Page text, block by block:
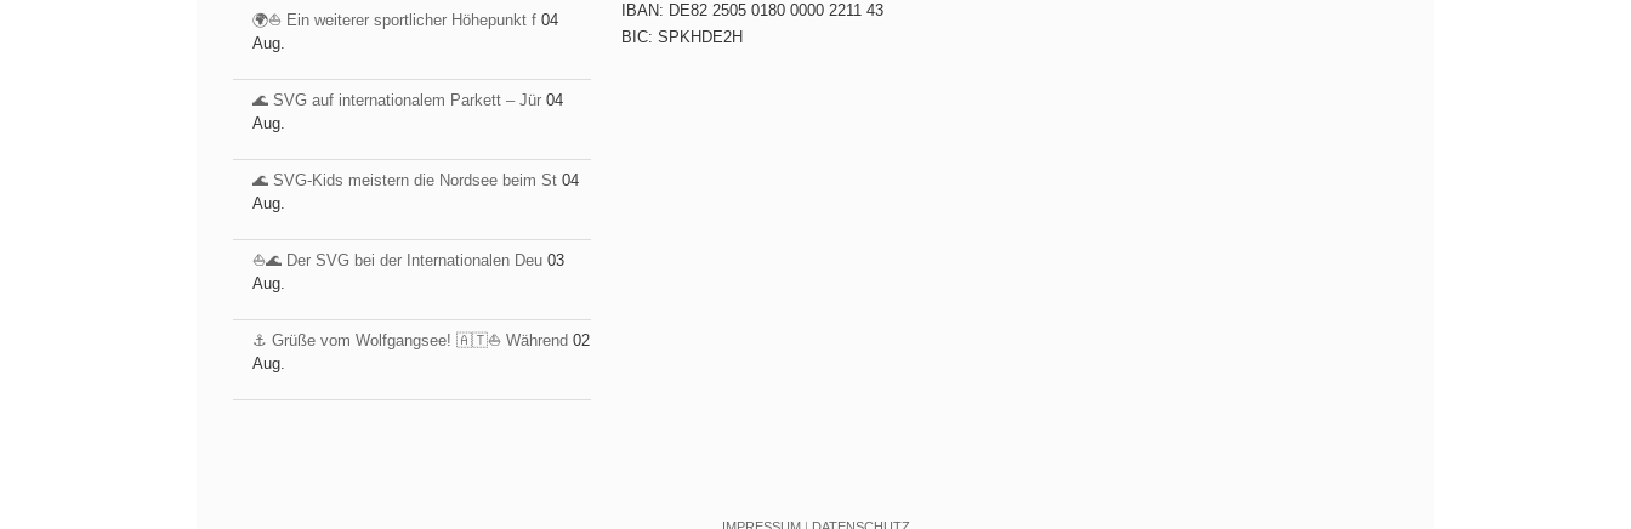
🌍⛵ Ein weiterer sportlicher Höhepunkt f 04
Aug.
🌊 SVG auf internationalem Parkett – Jür 04
Aug.
🌊 SVG-Kids meistern die Nordsee beim St 04
Aug.
⛵️🌊 Der SVG bei der Internationalen Deu 03
Aug.
⚓️ Grüße vom Wolfgangsee! 🇦🇹⛵ Während 02
Aug.
IBAN: DE82 2505 0180 0000 2211 43
BIC: SPKHDE2H
IMPRESSUM| DATENSCHUTZ